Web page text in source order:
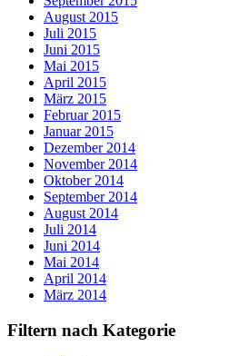
August 2015
Juli 2015
Juni 2015
Mai 2015
April 2015
März 2015
Februar 2015
Januar 2015
Dezember 2014
November 2014
Oktober 2014
September 2014
August 2014
Juli 2014
Juni 2014
Mai 2014
April 2014
März 2014
Filtern nach Kategorie